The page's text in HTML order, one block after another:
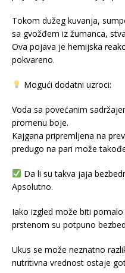
Tokom dužeg kuvanja,
sa gvožđem iz žumanca,
Ova pojava je hemijska
pokvareno.
Mogući dodatni uzroci:
Voda sa povećanim
promenu boje.
Kajgana pripremljena na
predugo na pari može
Da li su takva jaja
Apsolutno.
Iako izgled može biti
prstenom su potpuno
Ukus se može neznatno
nutritivna vrednost ostaje